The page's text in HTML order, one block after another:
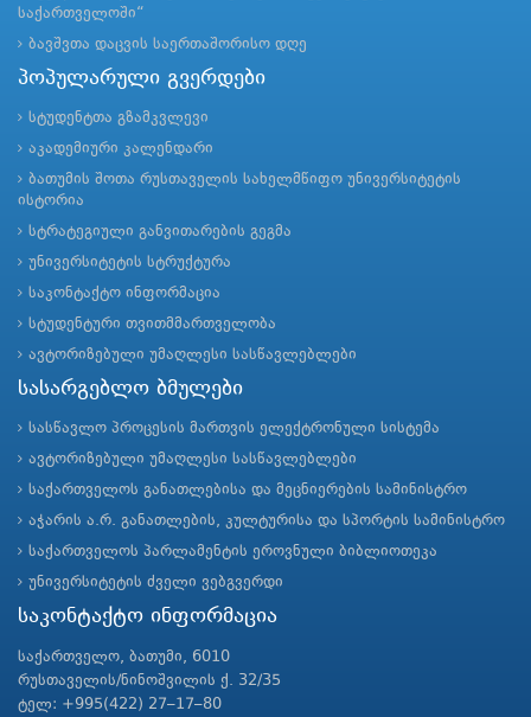
საქართველოში“
ბავშვთა დაცვის საერთაშორისო დღე
პოპულარული გვერდები
სტუდენტთა გზამკვლევი
აკადემიური კალენდარი
ბათუმის შოთა რუსთაველის სახელმწიფო უნივერსიტეტის
ისტორია
სტრატეგიული განვითარების გეგმა
უნივერსიტეტის სტრუქტურა
საკონტაქტო ინფორმაცია
სტუდენტური თვითმმართველობა
ავტორიზებული უმაღლესი სასწავლებლები
სასარგებლო ბმულები
სასწავლო პროცესის მართვის ელექტრონული სისტემა
ავტორიზებული უმაღლესი სასწავლებლები
საქართველოს განათლებისა და მეცნიერების სამინისტრო
აჭარის ა.რ. განათლების, კულტურისა და სპორტის სამინისტრო
საქართველოს პარლამენტის ეროვნული ბიბლიოთეკა
უნივერსიტეტის ძველი ვებგვერდი
საკონტაქტო ინფორმაცია
საქართველო, ბათუმი, 6010
რუსთაველის/ნინოშვილის ქ. 32/35
ტელ: +995(422) 27–17–80